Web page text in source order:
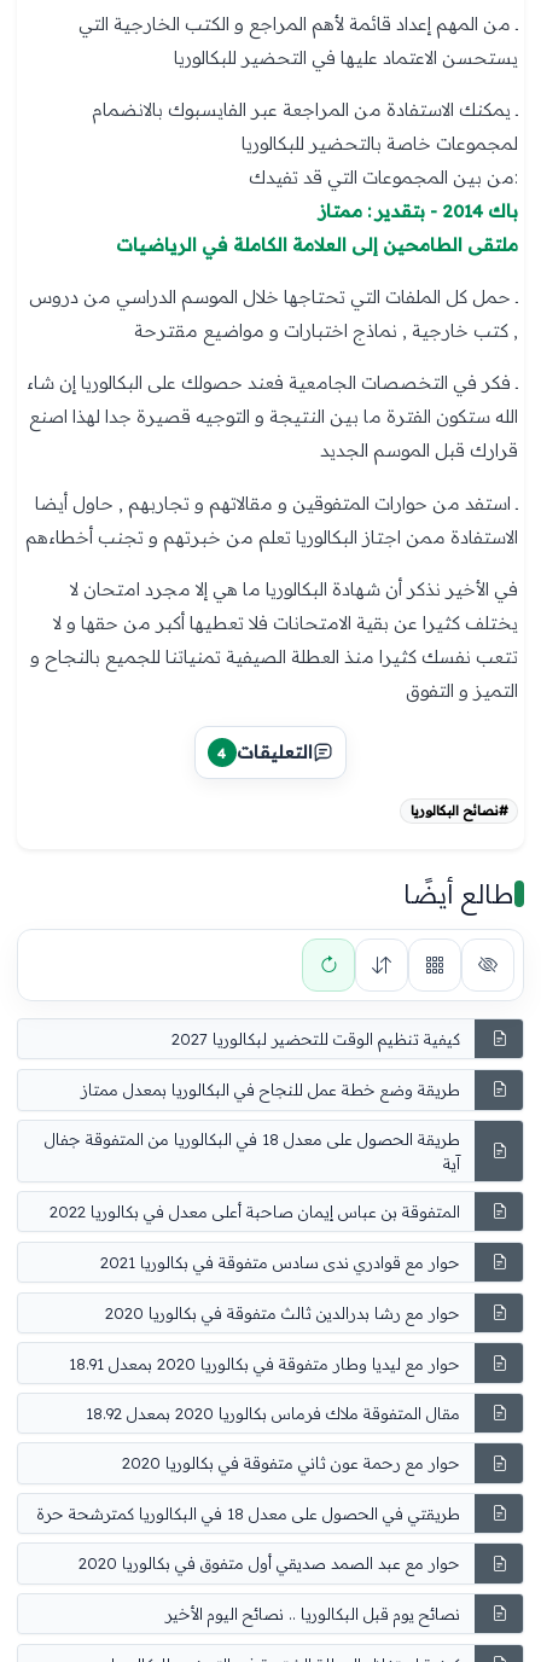
ـ من المهم إعداد قائمة لأهم المراجع و الكتب الخارجية التي
يستحسن الاعتماد عليها في التحضير للبكالوريا
ـ يمكنك الاستفادة من المراجعة عبر الفايسبوك بالانضمام
لمجموعات خاصة بالتحضير للبكالوريا
:من بين المجموعات التي قد تفيدك
باك 2014 - بتقدير : ممتاز
ملتقى الطامحين إلى العلامة الكاملة في الرياضيات
ـ حمل كل الملفات التي تحتاجها خلال الموسم الدراسي من دروس
, كتب خارجية , نماذج اختبارات و مواضيع مقترحة
ـ فكر في التخصصات الجامعية فعند حصولك على البكالوريا إن شاء
الله ستكون الفترة ما بين النتيجة و التوجيه قصيرة جدا لهذا اصنع
قرارك قبل الموسم الجديد
ـ استفد من حوارات المتفوقين و مقالاتهم و تجاربهم , حاول أيضا
الاستفادة ممن اجتاز البكالوريا تعلم من خبرتهم و تجنب أخطاءهم
في الأخير نذكر أن شهادة البكالوريا ما هي إلا مجرد امتحان لا
يختلف كثيرا عن بقية الامتحانات فلا تعطيها أكبر من حقها و لا
تتعب نفسك كثيرا منذ العطلة الصيفية تمنياتنا للجميع بالنجاح و
التميز و التفوق
التعليقات 4
#نصائح البكالوريا
طالع أيضًا
كيفية تنظيم الوقت للتحضير لبكالوريا 2027
طريقة وضع خطة عمل للنجاح في البكالوريا بمعدل ممتاز
طريقة الحصول على معدل 18 في البكالوريا من المتفوقة جفال
آية
المتفوقة بن عباس إيمان صاحبة أعلى معدل في بكالوريا 2022
حوار مع قوادري ندى سادس متفوقة في بكالوريا 2021
حوار مع رشا بدرالدين ثالث متفوقة في بكالوريا 2020
حوار مع ليديا وطار متفوقة في بكالوريا 2020 بمعدل 18.91
مقال المتفوقة ملاك فرماس بكالوريا 2020 بمعدل 18.92
حوار مع رحمة عون ثاني متفوقة في بكالوريا 2020
طريقتي في الحصول على معدل 18 في البكالوريا كمترشحة حرة
حوار مع عبد الصمد صديقي أول متفوق في بكالوريا 2020
نصائح يوم قبل البكالوريا .. نصائح اليوم الأخير